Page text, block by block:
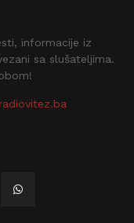
informacije iz
sa slušateljima.